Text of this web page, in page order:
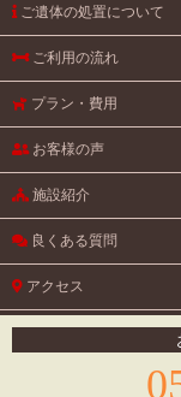
ご遺体の処置について
ご利用の流れ
プラン・費用
お客様の声
施設紹介
良くある質問
アクセス
円教寺のご紹介